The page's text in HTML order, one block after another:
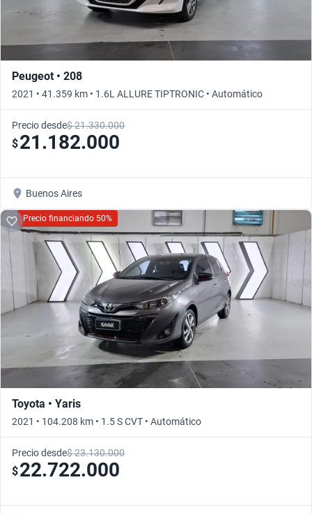
Peugeot • 208
2021 • 41.359 km • 1.6L ALLURE TIPTRONIC • Automático
Precio desde$ 21.330.000
$21.182.000
Buenos Aires
Precio financiando 50%
Toyota • Yaris
2021 • 104.208 km • 1.5 S CVT • Automático
Precio desde$ 23.130.000
$22.722.000